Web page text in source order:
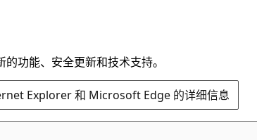
功能、安全更新和技术支持。
Explorer 和 Microsoft Edge 的详细信息